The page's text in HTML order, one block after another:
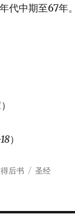
代中期至67年。
）
）
后书 Tags
圣经